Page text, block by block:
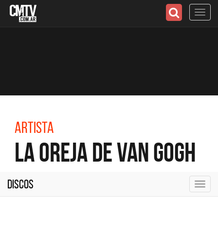
Artista
La Oreja de Van Gogh
Discos